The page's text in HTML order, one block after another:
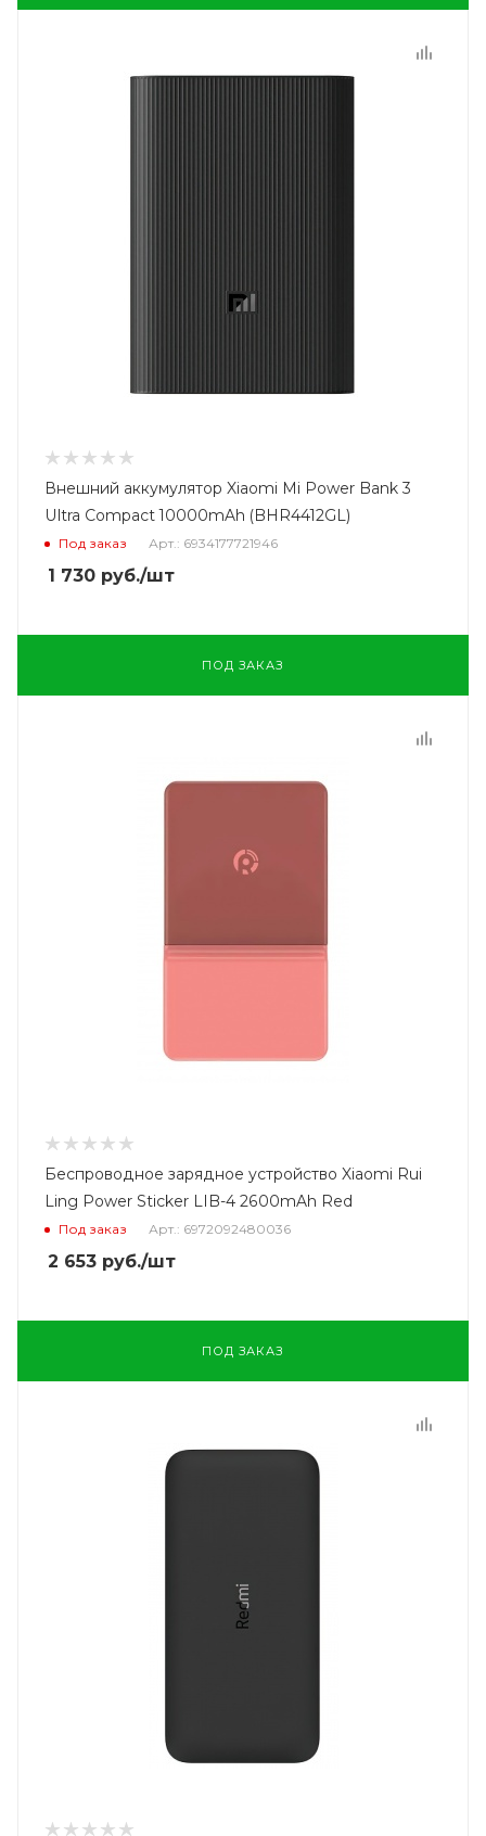
Внешний аккумулятор Xiaomi Mi Power Bank 3
Ultra Compact 10000mAh (BHR4412GL)
Под заказ Арт.: 6934177721946
1 730 руб./шт
ПОД ЗАКАЗ
Беспроводное зарядное устройство Xiaomi Rui
Ling Power Sticker LIB-4 2600mAh Red
Под заказ Арт.: 6972092480036
2 653 руб./шт
ПОД ЗАКАЗ